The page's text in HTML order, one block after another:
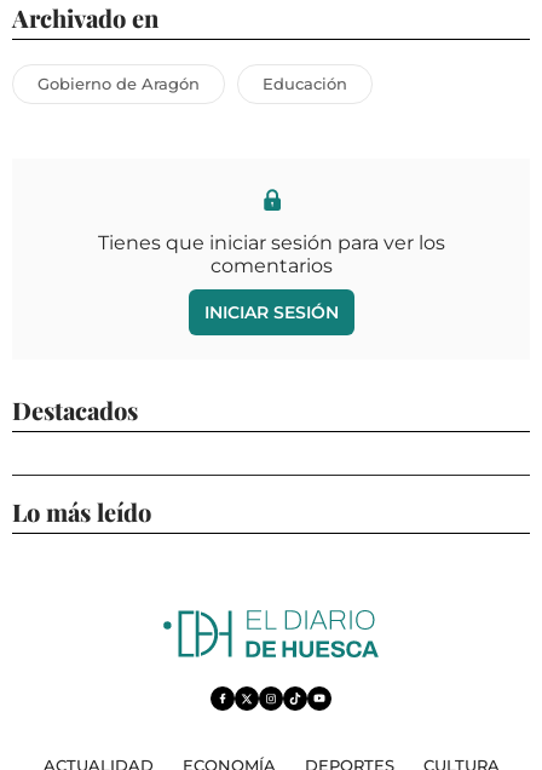
Archivado en
Gobierno de Aragón Educación
Tienes que iniciar sesión para ver los
comentarios
INICIAR SESIÓN
Destacados
Lo más leído
ACTUALIDAD ECONOMÍA DEPORTES CULTURA